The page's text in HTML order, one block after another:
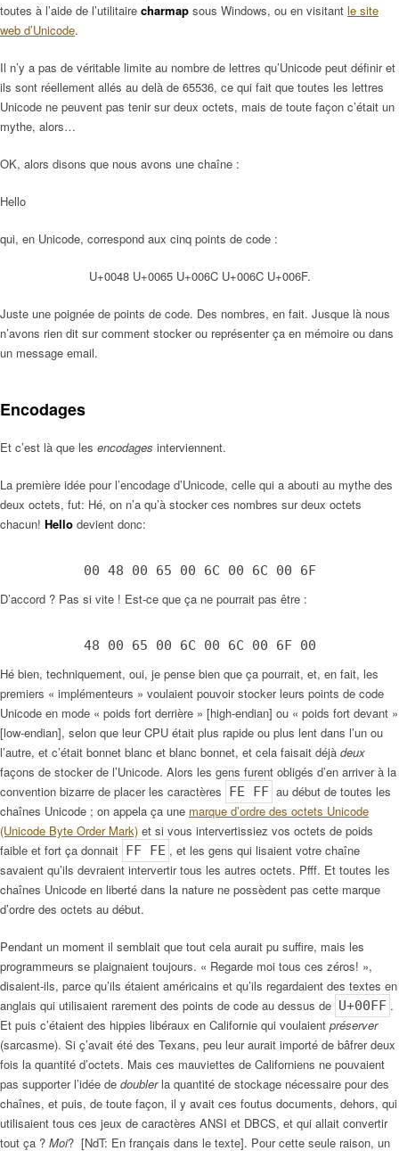
toutes à l’aide de l’utilitaire charmap sous Windows, ou en visitant le site
web d’Unicode.
Il n’y a pas de véritable limite au nombre de lettres qu’Unicode peut définir et
ils sont réellement allés au delà de 65536, ce qui fait que toutes les lettres
Unicode ne peuvent pas tenir sur deux octets, mais de toute façon c’était un
mythe, alors…
OK, alors disons que nous avons une chaîne :
Hello
qui, en Unicode, correspond aux cinq points de code :
U+0048 U+0065 U+006C U+006C U+006F.
Juste une poignée de points de code. Des nombres, en fait. Jusque là nous
n’avons rien dit sur comment stocker ou représenter ça en mémoire ou dans
un message email.
Encodages
Et c’est là que les encodages interviennent.
La première idée pour l’encodage d’Unicode, celle qui a abouti au mythe des
deux octets, fut: Hé, on n’a qu’à stocker ces nombres sur deux octets
chacun! Hello devient donc:
00 48 00 65 00 6C 00 6C 00 6F
D’accord ? Pas si vite ! Est-ce que ça ne pourrait pas être :
48 00 65 00 6C 00 6C 00 6F 00
Hé bien, techniquement, oui, je pense bien que ça pourrait, et, en fait, les
premiers « implémenteurs » voulaient pouvoir stocker leurs points de code
Unicode en mode « poids fort derrière » [high-endian] ou « poids fort devant »
[low-endian], selon que leur CPU était plus rapide ou plus lent dans l’un ou
l’autre, et c’était bonnet blanc et blanc bonnet, et cela faisait déjà deux
façons de stocker de l’Unicode. Alors les gens furent obligés d’en arriver à la
convention bizarre de placer les caractères FE FF au début de toutes les
chaînes Unicode ; on appela ça une marque d’ordre des octets Unicode
(Unicode Byte Order Mark) et si vous intervertissiez vos octets de poids
faible et fort ça donnait FF FE , et les gens qui lisaient votre chaîne
savaient qu’ils devraient intervertir tous les autres octets. Pfff. Et toutes les
chaînes Unicode en liberté dans la nature ne possèdent pas cette marque
d’ordre des octets au début.
Pendant un moment il semblait que tout cela aurait pu suffire, mais les
programmeurs se plaignaient toujours. « Regarde moi tous ces zéros! »,
disaient-ils, parce qu’ils étaient américains et qu’ils regardaient des textes en
anglais qui utilisaient rarement des points de code au dessus de U+00FF .
Et puis c’étaient des hippies libéraux en Californie qui voulaient préserver
(sarcasme). Si ç’avait été des Texans, peu leur aurait importé de bâfrer deux
fois la quantité d’octets. Mais ces mauviettes de Californiens ne pouvaient
pas supporter l’idée de doublerla quantité de stockage nécessaire pour des
chaînes, et puis, de toute façon, il y avait ces foutus documents, dehors, qui
utilisaient tous ces jeux de caractères ANSI et DBCS, et qui allait convertir
tout ça ? Moi? [NdT: En français dans le texte]. Pour cette seule raison, un